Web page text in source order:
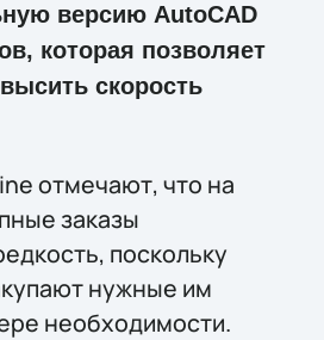
версию AutoCAD
которая позволяет
скорость
отмечают, что на
заказы
поскольку
нужные им
необходимости.